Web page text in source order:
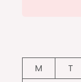
M
T